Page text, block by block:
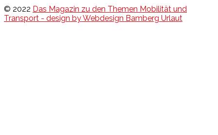
© 2022 Das Magazin zu den Themen Mobilität und
Transport - design by Webdesign Bamberg Urlaut